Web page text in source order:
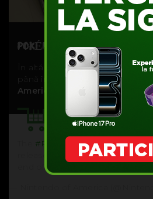
POKÉMON GO PLUS SE LASĂ
În altă ordine de idei, Nintendo
până în septembrie lansarea, în
America de Nord
, a gadgetului
#PokemonGOPlus
released Sept 2016 instead of
end of July launch.